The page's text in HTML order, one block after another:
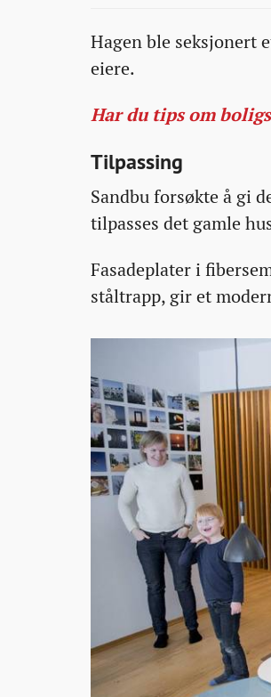
Hagen ble seksjonert
eiere.
Har du tips om
Tilpassing
Sandbu forsøkte å gi
tilpasses det gamle
Fasadeplater i
ståltrapp, gir et